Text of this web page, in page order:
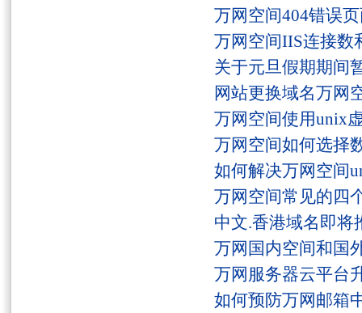
万网空间404错误
万网空间IIS连接数
关于元旦假期期间
网站更换域名万网
万网空间使用unix
万网空间如何选择
如何解决万网空间
万网空间常见的四
中文.香港域名即将
万网国内空间和国
万网服务器云平台
如何预防万网邮箱